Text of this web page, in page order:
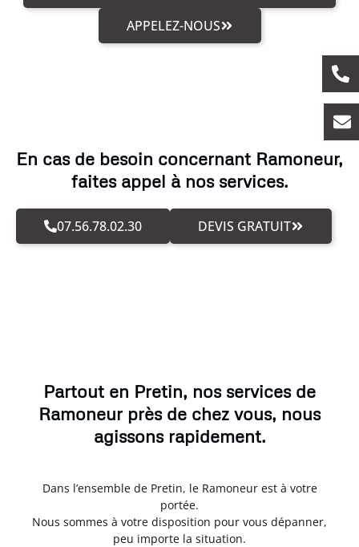
APPELEZ-NOUS
En cas de besoin concernant Ramoneur,
faites appel à nos services.
07.56.78.02.30 DEVIS GRATUIT
Partout en Pretin, nos services de
Ramoneur près de chez vous, nous
agissons rapidement.
Dans l’ensemble de Pretin, le Ramoneur est à votre
portée.
Nous sommes à votre disposition pour vous dépanner,
peu importe la situation.